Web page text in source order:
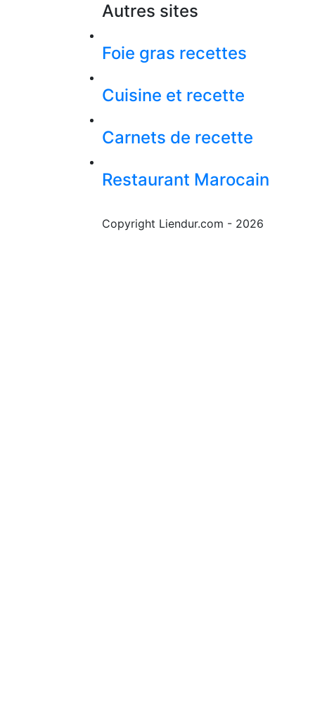
Autres sites
Foie gras recettes
Cuisine et recette
Carnets de recette
Restaurant Marocain
Copyright Liendur.com - 2026